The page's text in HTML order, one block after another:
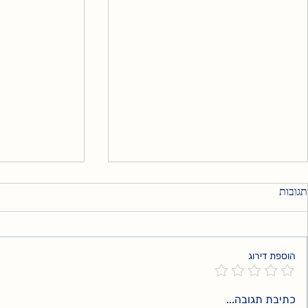
אני עדיין שם
תגובות
הוספת דירוג
כתיבת תגובה...